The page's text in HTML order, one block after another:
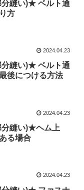
分縫い)★ ベルト通
方
2024.04.23
分縫い)★ ベルト通
後につける方法
2024.04.23
分縫い)★ヘム上
る場合
2024.04.23